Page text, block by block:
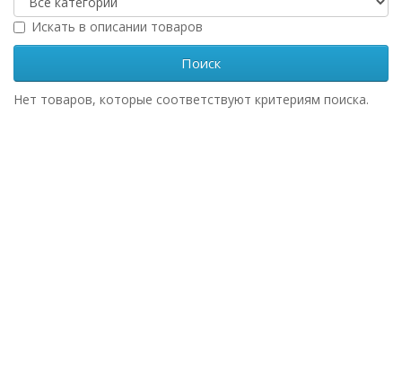
Искать в описании товаров
Нет товаров, которые соответствуют критериям поиска.